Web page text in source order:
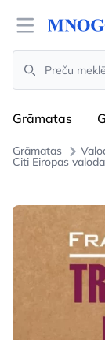
Open menu
Search
Grāmatas
Grāmatas
Citi Eiropas